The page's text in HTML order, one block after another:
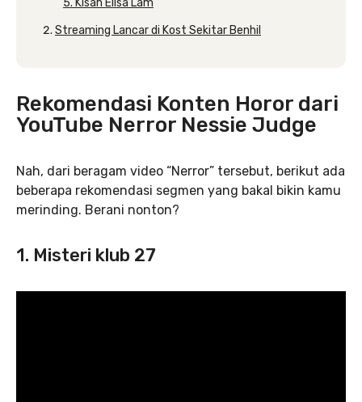
5. Kisah Elisa Lam
Streaming Lancar di Kost Sekitar Benhil
Rekomendasi Konten Horor dari
YouTube Nerror Nessie Judge
Nah, dari beragam video “Nerror” tersebut, berikut ada
beberapa rekomendasi segmen yang bakal bikin kamu
merinding. Berani nonton?
1. Misteri klub 27